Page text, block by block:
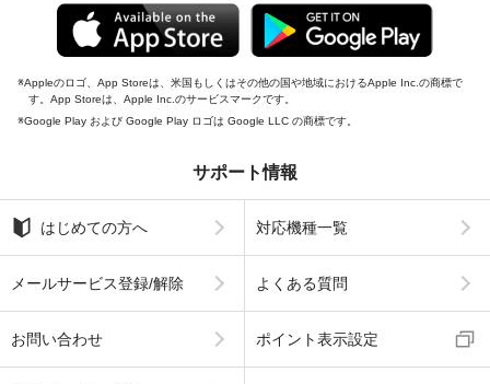
Appleのロゴ、App Storeは、米国もしくはその他の国や地域におけるApple Inc.の商標で
す。App Storeは、Apple Inc.のサービスマークです。
Google Play および Google Play ロゴは Google LLC の商標です。
サポート情報
はじめての方へ 対応機種一覧
メールサービス登録/解除 よくある質問
お問い合わせ ポイント表示設定